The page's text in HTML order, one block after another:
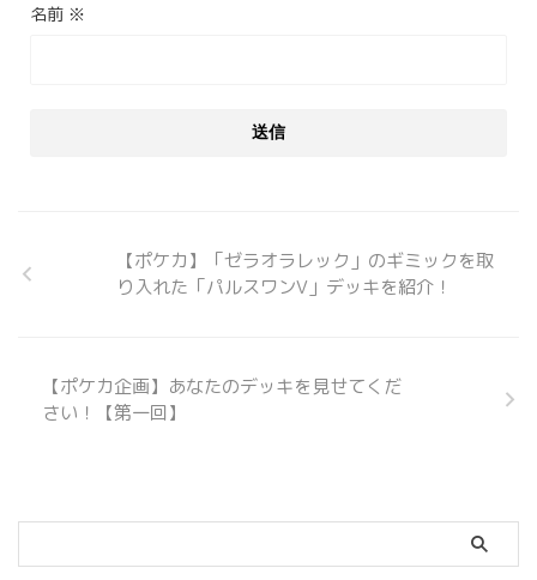
名前 ※
【ポケカ】「ゼラオラレック」のギミックを取
り入れた「パルスワンV」デッキを紹介！
【ポケカ企画】あなたのデッキを見せてくだ
さい！【第一回】